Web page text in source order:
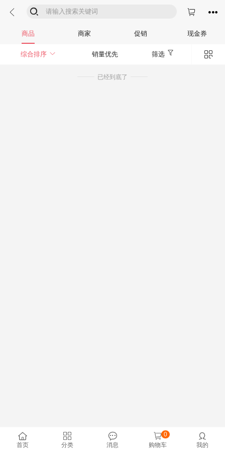
  

商品 商家 促销 现金券
综合排序  销量优先 筛选 
已经到底了

首页

分类

消息

购物车
0 
我的